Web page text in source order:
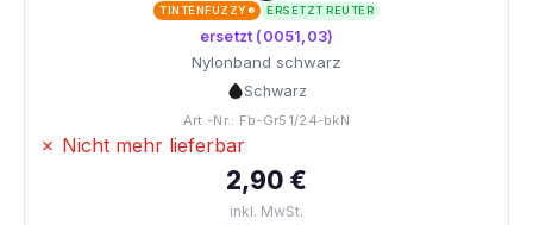
TINTENFUZZY® ERSETZT REUTER
ersetzt (0051,03)
Nylonband schwarz
Schwarz
Art.-Nr.: Fb-Gr51/24-bkN
✗ Nicht mehr lieferbar
2,90 €
inkl. MwSt.